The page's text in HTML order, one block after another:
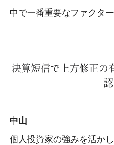
中で一番重要なファクタ
決算短信で上方修正の
認
中山
個人投資家の強みを活か